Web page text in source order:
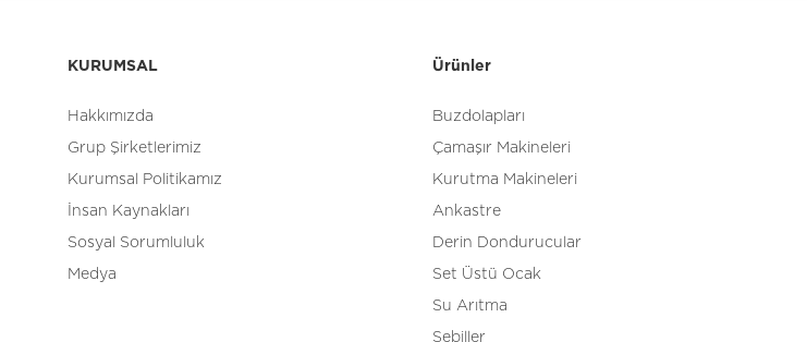
KURUMSAL
Hakkımızda
Grup Şirketlerimiz
Kurumsal Politikamız
İnsan Kaynakları
Sosyal Sorumluluk
Medya
Ürünler
Buzdolapları
Çamaşır Makineleri
Kurutma Makineleri
Ankastre
Derin Dondurucular
Set Üstü Ocak
Su Arıtma
Sebiller